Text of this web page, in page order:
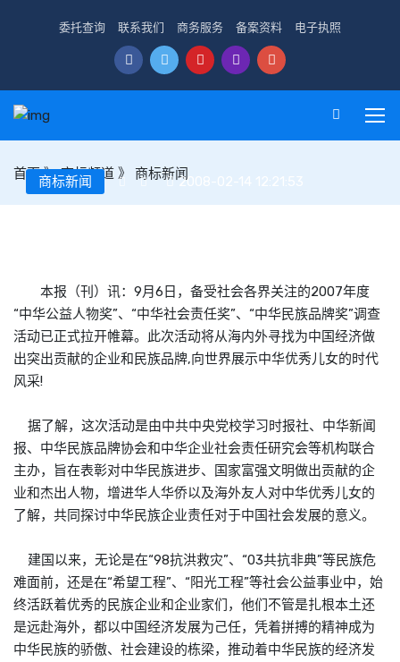
委托查询 联系我们 商务服务 备案资料 电子执照
首页》商标频道 》 商标新闻
商标新闻 2008-02-14 12:21:53
本报（刊）讯：9月6日，备受社会各界关注的2007年度
“中华公益人物奖”、“中华社会责任奖”、“中华民族品牌奖”调查
活动已正式拉开帷幕。此次活动将从海内外寻找为中国经济做
出突出贡献的企业和民族品牌,向世界展示中华优秀儿女的时代
风采!
据了解，这次活动是由中共中央党校学习时报社、中华新闻
报、中华民族品牌协会和中华企业社会责任研究会等机构联合
主办，旨在表彰对中华民族进步、国家富强文明做出贡献的企
业和杰出人物，增进华人华侨以及海外友人对中华优秀儿女的
了解，共同探讨中华民族企业责任对于中国社会发展的意义。
建国以来，无论是在“98抗洪救灾”、“03共抗非典”等民族危
难面前，还是在“希望工程”、“阳光工程”等社会公益事业中，始
终活跃着优秀的民族企业和企业家们，他们不管是扎根本土还
是远赴海外，都以中国经济发展为己任，凭着拼搏的精神成为
中华民族的骄傲、社会建设的栋梁，推动着中华民族的经济发